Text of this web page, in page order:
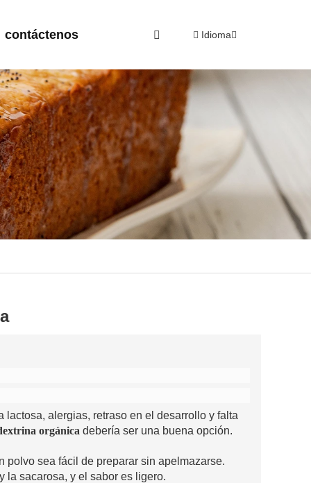
contáctenos Idioma
alergias, retraso en el desarrollo y falta
orgánica debería ser una buena opción.
polvo sea fácil de preparar sin apelmazarse.
la sacarosa, y el sabor es ligero.